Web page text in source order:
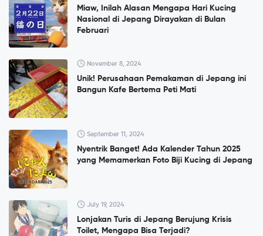
Miaw, Inilah Alasan Mengapa Hari Kucing
Nasional di Jepang Dirayakan di Bulan
Februari
November 8, 2024
Unik! Perusahaan Pemakaman di Jepang ini
Bangun Kafe Bertema Peti Mati
September 11, 2024
Nyentrik Banget! Ada Kalender Tahun 2025
yang Memamerkan Foto Biji Kucing di Jepang
July 19, 2024
Lonjakan Turis di Jepang Berujung Krisis
Toilet, Mengapa Bisa Terjadi?